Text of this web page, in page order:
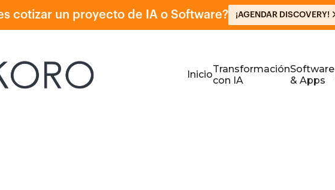
cotizar un proyecto de IA o Software? ¡AGENDAR DISCOVERY!
InicioTransformación
con IA
Software
& Apps